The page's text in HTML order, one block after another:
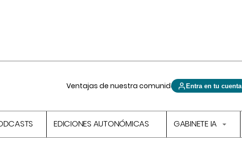
Ventajas de nuestra comunidad Entra en tu cuenta
EDICIONES AUTONÓMICAS GABINETE IA